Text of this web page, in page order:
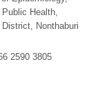
Health,
Nonthaburi
2590 3805